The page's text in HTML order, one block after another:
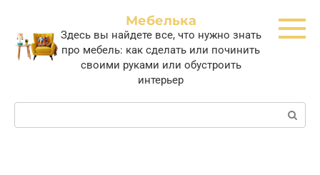
контенту
Мебелька
Здесь вы найдете все, что нужно знать
про мебель: как сделать или починить
своими руками или обустроить
интерьер
Поиск: